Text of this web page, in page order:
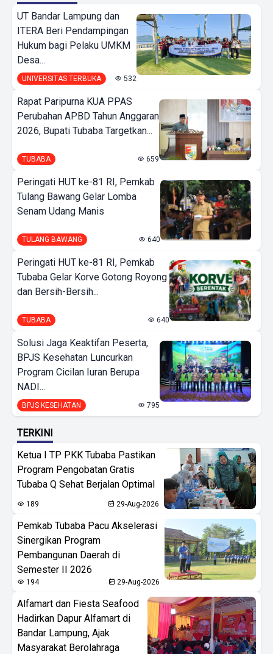
UT Bandar Lampung dan
ITERA Beri Pendampingan
Hukum bagi Pelaku UMKM
Desa...
UNIVERSITAS TERBUKA 532
Rapat Paripurna KUA PPAS
Perubahan APBD Tahun Anggaran
2026, Bupati Tubaba Targetkan...
TUBABA 659
Peringati HUT ke-81 RI, Pemkab
Tulang Bawang Gelar Lomba
Senam Udang Manis
TULANG BAWANG 640
Peringati HUT ke-81 RI, Pemkab
Tubaba Gelar Korve Gotong Royong
dan Bersih-Bersih...
TUBABA 640
Solusi Jaga Keaktifan Peserta,
BPJS Kesehatan Luncurkan
Program Cicilan Iuran Berupa
NADI...
BPJS KESEHATAN 795
TERKINI
Ketua I TP PKK Tubaba Pastikan
Program Pengobatan Gratis
Tubaba Q Sehat Berjalan Optimal
189 29-Aug-2026
Pemkab Tubaba Pacu Akselerasi
Sinergikan Program
Pembangunan Daerah di
Semester II 2026
194 29-Aug-2026
Alfamart dan Fiesta Seafood
Hadirkan Dapur Alfamart di
Bandar Lampung, Ajak
Masyarakat Berolahraga